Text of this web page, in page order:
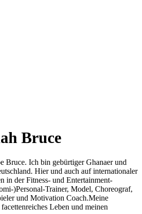
Bruce
Bruce. Ich bin gebürtiger Ghanaer und
Hier und auch auf internationaler
in der Fitness- und Entertainment-
)Personal-Trainer, Model, Choreograf,
und Motivation Coach.Meine
Leben und meinen